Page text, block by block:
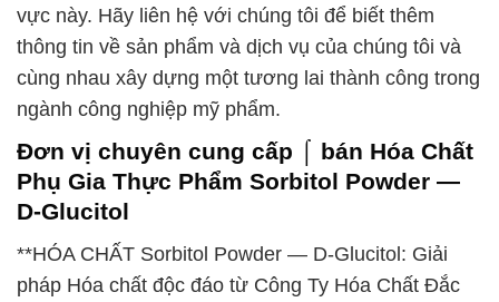
vực này. Hãy liên hệ với chúng tôi để biết thêm
thông tin về sản phẩm và dịch vụ của chúng tôi và
cùng nhau xây dựng một tương lai thành công trong
ngành công nghiệp mỹ phẩm.
Đơn vị chuyên cung cấp ⌠ bán Hóa Chất
Phụ Gia Thực Phẩm Sorbitol Powder —
D-Glucitol
**HÓA CHẤT Sorbitol Powder — D-Glucitol: Giải
pháp Hóa chất độc đáo từ Công Ty Hóa Chất Đắc